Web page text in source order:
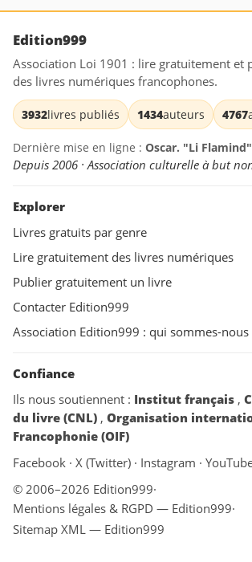
Edition999
Association Loi 1901 : lire gratuitement et
des livres numériques francophones.
3932livres publiés 1434auteurs 4767
Dernière mise en ligne : Oscar. "Li Flamind"
Depuis 2006 · Association culturelle à but
Explorer
Livres gratuits par genre
Lire gratuitement des livres numériques
Publier gratuitement un livre
Contacter Edition999
Association Edition999 : qui sommes-nous
Confiance
Ils nous soutiennent : Institut français ,
du livre (CNL) , Organisation
Francophonie (OIF)
Facebook · X (Twitter) · Instagram ·
© 2006–2026 Edition999·
Mentions légales & RGPD — Edition999·
Sitemap XML — Edition999